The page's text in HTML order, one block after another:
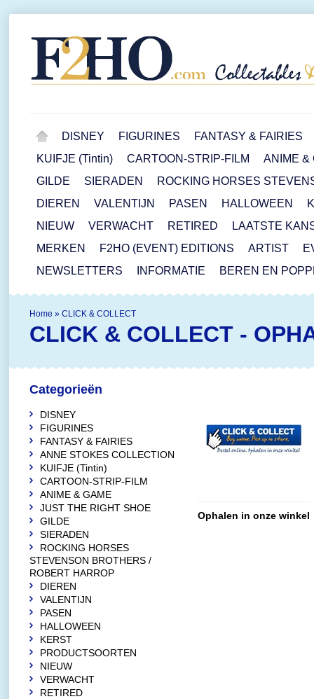
DISNEY FIGURINES
FANTASY & FAIRIES
KUIFJE (Tintin)
CARTOON-STRIP-FILM
ANIME &
GILDE
SIERADEN
ROCKING HORSES
DIEREN
VALENTIJN PASEN HALLOWEEN
NIEUW
VERWACHT RETIRED
LAATSTE
MERKEN
F2HO (EVENT) EDITIONS ARTIST
NEWSLETTERS
INFORMATIE BEREN EN
Home » CLICK & COLLECT
CLICK & COLLECT -
Ophalen in onze winkel
Categorieën
DISNEY
FIGURINES
FANTASY & FAIRIES
ANNE STOKES COLLECTION
KUIFJE (Tintin)
CARTOON-STRIP-FILM
ANIME & GAME
JUST THE RIGHT SHOE
GILDE
SIERADEN
ROCKING HORSES
STEVENSON BROTHERS /
ROBERT HARROP
DIEREN
VALENTIJN
PASEN
HALLOWEEN
KERST
PRODUCTSOORTEN
NIEUW
VERWACHT
RETIRED